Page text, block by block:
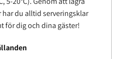
du alltid serveringsklar
för dig och dina gäster!